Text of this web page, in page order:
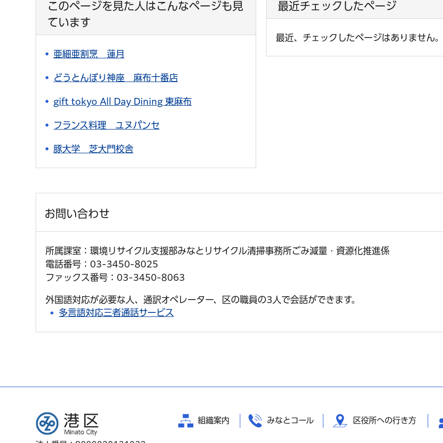
このページを見た人はこんなページも見
ています
亜細亜割烹 蓮月
どうとんぼり神座 麻布十番店
gift tokyo All Day Dining 東麻布
フランス料理 ユヌパンセ
豚大学 芝大門校舎
最近チェックしたページ
最近、チェックしたページはありません。
お問い合わせ
所属課室：環境リサイクル支援部みなとリサイクル清掃事務所ごみ減量・資源化推進係
電話番号：03-3450-8025
ファックス番号：03-3450-8063
外国語対応が必要な人、通訳オペレーター、区の職員の3人で会話ができます。
多言語対応三者通話サービス
港区 組織案内 みなとコール 区役所への行き方